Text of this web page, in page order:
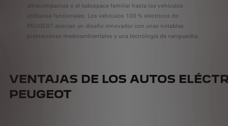
ultracompactos o el ludospace familiar hasta los vehículos
utilitarios funcionales. Los vehículos 100 % eléctricos de
PEUGEOT asocian un diseño innovador con unas notables
prestaciones medioambientales y una tecnología de vanguardia.
VENTAJAS DE LOS AUTOS
PEUGEOT